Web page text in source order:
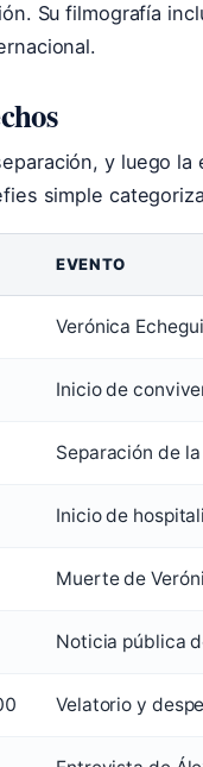
Su filmografía
y luego
simple
EVENTO
Verónica
Inicio de
Separación de
Inicio de
Muerte de
Noticia pública
Velatorio y